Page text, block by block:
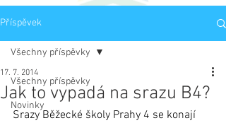
Příspěvek
Všechny příspěvky
Novinky
Všechny příspěvky
Jak to vypadá na srazu B4?
17. 7. 2014
Srazy Běžecké školy Prahy 4 se konají